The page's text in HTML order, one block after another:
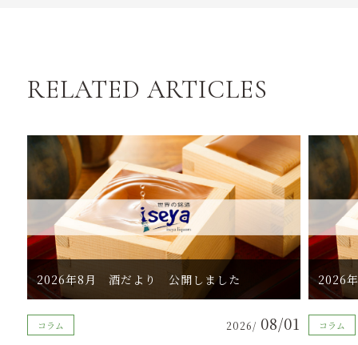
RELATED ARTICLES
コラム 2026/ 08/01
2026年8月 酒だより 公開しました
コラム
2026